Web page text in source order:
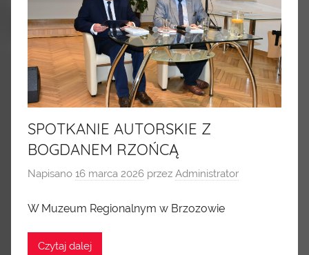
SPOTKANIE AUTORSKIE Z
BOGDANEM RZOŃCĄ
Napisano 16 marca 2026 przez Administrator
W Muzeum Regionalnym w Brzozowie
Czytaj dalej